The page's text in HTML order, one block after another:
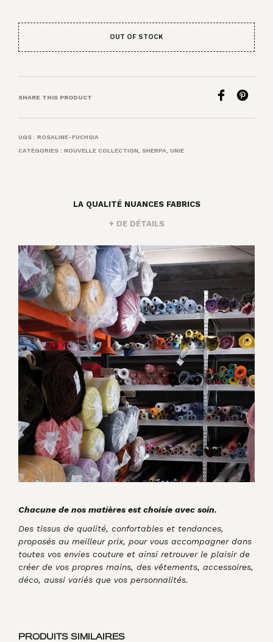
OUT OF STOCK
SHARE THIS PRODUCT
UGS : ROSALINE-FUCHSIA
CATÉGORIES : NOUVELLE COLLECTION, SHERPA, UNIE
LA QUALITÉ NUANCES FABRICS
+ DE DÉTAILS
Chacune de nos matières est choisie avec soin.
Des tissus de qualité, confortables et tendances,
proposés au meilleur prix, pour vous accompagner dans
toutes vos envies couture et ainsi retrouver le plaisir de
créer de vos propres mains, des vêtements, accessoires,
déco, aussi variés que vos personnalités.
PRODUITS SIMILAIRES